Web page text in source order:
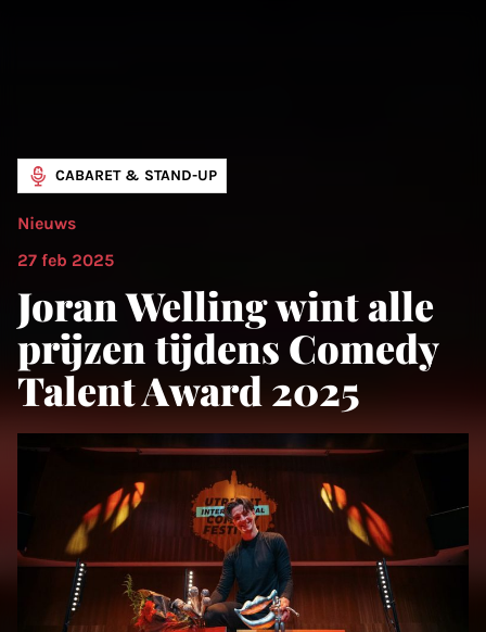
CABARET & STAND-UP
Nieuws
27 feb 2025
Joran Welling wint alle
prijzen tijdens Comedy
Talent Award 2025